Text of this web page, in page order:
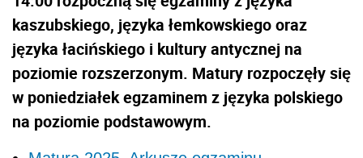
kaszubskiego, języka łemkowskiego oraz
języka łacińskiego i kultury antycznej na
poziomie rozszerzonym. Matury rozpoczęły się
w poniedziałek egzaminem z języka polskiego
na poziomie podstawowym.